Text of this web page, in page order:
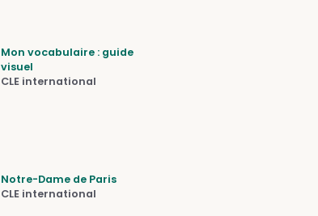
Mon vocabulaire : guide
visuel
CLE international
Notre-Dame de Paris
CLE international